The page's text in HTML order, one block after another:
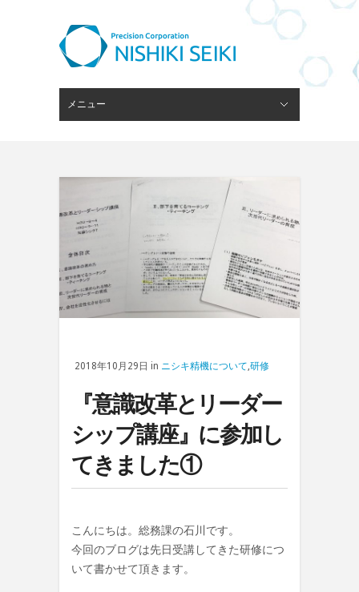
メニュー
2018年10月29日 in ニシキ精機について 研修
『意識改革とリーダー
シップ講座』に参加し
てきました①
こんにちは。総務課の石川です。
今回のブログは先日受講してきた研修につ
いて書かせて頂きます。